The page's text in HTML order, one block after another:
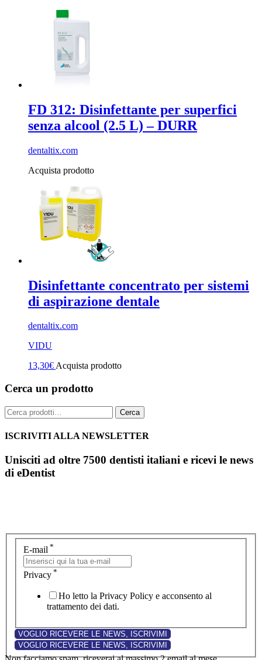
FD 312: Disinfettante per superfici
senza alcool (2.5 L) – DURR
dentaltix.com
Acquista prodotto
Disinfettante concentrato per sistemi
di aspirazione dentale
dentaltix.com
VIDU
13,30€Acquista prodotto
Cerca un prodotto
Cerca: Cerca
ISCRIVITI ALLA NEWSLETTER
Unisciti ad oltre 7500 dentisti italiani e ricevi le news
di eDentist
E-mail *
Privacy *
Ho letto la Privacy Policy e acconsento al
trattamento dei dati.